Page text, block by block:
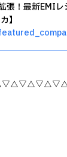
張！最新EMIレ
】